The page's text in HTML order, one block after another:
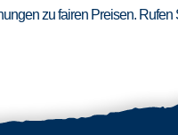
zu fairen Preisen.